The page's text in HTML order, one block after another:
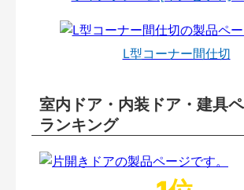
L型コーナー間仕切
室内ドア・内装ドア・建具
ランキング